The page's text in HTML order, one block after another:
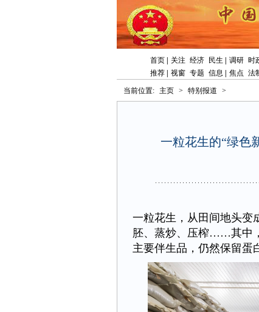
首页 关注 经济 民生 调研 时
推荐
视窗 专题 信息 焦点 法
当前位置: 主页 > 特别报道 >
一粒花生的“绿
一粒花生，从田间地头变
胚、蒸炒、压榨……其中
主要伴生品，仍然保留蛋